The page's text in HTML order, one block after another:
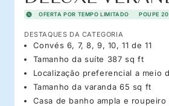
OFERTA POR TEMPO LIMITADO POUPE
DESTAQUES DA CATEGORIA
Convés 6, 7, 8, 9, 10, 11 de 11
Tamanho da suíte 387 sq ft
Localização preferencial a meio
Tamanho da varanda 65 sq ft
Casa de banho ampla e roupeiro